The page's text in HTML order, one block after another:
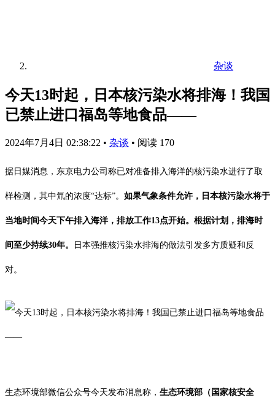
杂谈
今天13时起，日本核污染水将排海！我国
已禁止进口福岛等地食品——
2024年7月4日 02:38:22 • 杂谈 • 阅读 170
据日媒消息， 东京电力公司称已对准备排入海洋的核污染水进行了取
样检测，其中氚的浓度“达标”。 如果气象条件允许，日本核污染水将于
当地时间今天下午排入海洋，排放工作13点开始。 根据计划，排海时
间至少持续30年。 日本强推核污染水排海的做法引发多方质疑和反
对。
生态环境部微信公众号今天发布消息称， 生态环境部（国家核安全